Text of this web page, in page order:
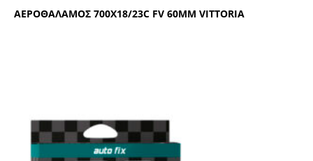
ΑΕΡΟΘΑΛΑΜΟΣ 700Χ18/23C FV 60ΜΜ VΙΤΤΟRΙΑ